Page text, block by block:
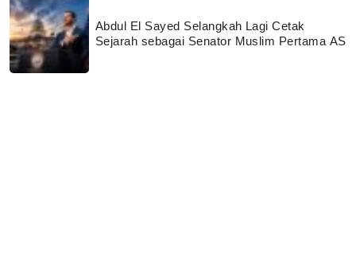
Abdul El Sayed Selangkah Lagi Cetak
Sejarah sebagai Senator Muslim Pertama AS